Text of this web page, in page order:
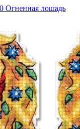
Огненная лошадь